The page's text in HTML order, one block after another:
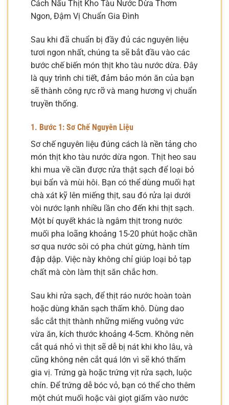
Cách Nấu Thịt Kho Tàu Nước Dừa Thơm
Ngon, Đậm Vị Chuẩn Gia Đình
Sau khi đã chuẩn bị đầy đủ các nguyên liệu
tươi ngon nhất, chúng ta sẽ bắt đầu vào các
bước chế biến món thịt kho tàu nước dừa. Đây
là quy trình chi tiết, đảm bảo món ăn của bạn
sẽ thành công rực rỡ và mang hương vị chuẩn
truyền thống.
1. Bước 1: Sơ Chế Nguyên Liệu
Sơ chế nguyên liệu đúng cách là nền tảng cho
món thịt kho tàu nước dừa ngon. Thịt heo sau
khi mua về cần được rửa thật sạch để loại bỏ
bụi bẩn và mùi hôi. Bạn có thể dùng muối hạt
chà xát kỹ lên miếng thịt, sau đó rửa lại dưới
vòi nước lạnh nhiều lần cho đến khi thịt sạch.
Một bí quyết khác là ngâm thịt trong nước
muối pha loãng khoảng 15-20 phút hoặc chần
sơ qua nước sôi có pha chút gừng, hành tím
đập dập. Việc này không chỉ giúp loại bỏ tạp
chất mà còn làm thịt săn chắc hơn.
Sau khi rửa sạch, để thịt ráo nước hoàn toàn
hoặc dùng khăn sạch thấm khô. Dùng dao
sắc cắt thịt thành những miếng vuông vức
vừa ăn, kích thước khoảng 4-5cm. Không nên
cắt quá nhỏ vì thịt sẽ dễ bị nát khi kho lâu, và
cũng không nên cắt quá lớn vì sẽ khó thấm
gia vị. Trứng gà hoặc trứng vịt rửa sạch, luộc
chín. Để trứng dễ bóc vỏ, bạn có thể cho thêm
một chút muối hoặc vài giọt giấm vào nước